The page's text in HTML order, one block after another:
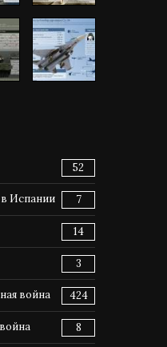
52
Испании 7
14
3
война 424
8